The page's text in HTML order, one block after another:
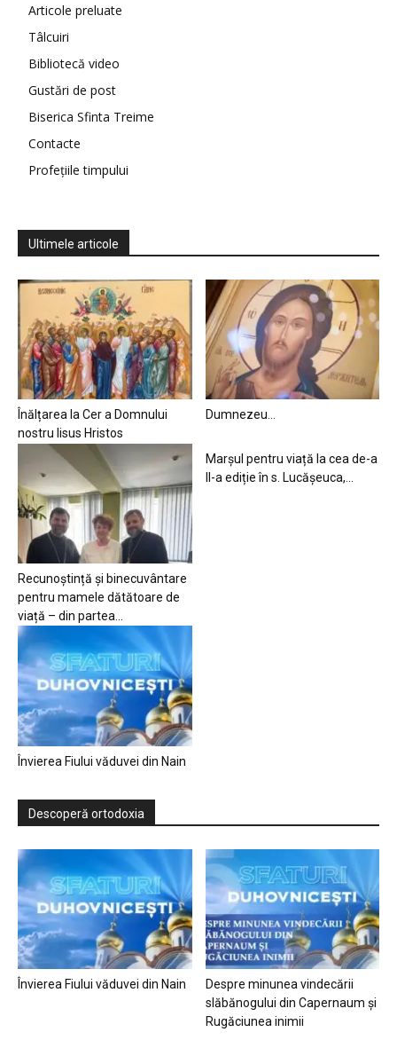
Articole preluate
Tâlcuiri
Bibliotecă video
Gustări de post
Biserica Sfinta Treime
Contacte
Profețiile timpului
Ultimele articole
Înălțarea la Cer a Domnului
nostru Iisus Hristos
Dumnezeu…
Recunoștință și binecuvântare
pentru mamele dătătoare de
viață – din partea...
Marșul pentru viață la cea de-a
II-a ediție în s. Lucășeuca,...
Învierea Fiului văduvei din Nain
Descoperă ortodoxia
Învierea Fiului văduvei din Nain
Despre minunea vindecării
slăbănogului din Capernaum și
Rugăciunea inimii